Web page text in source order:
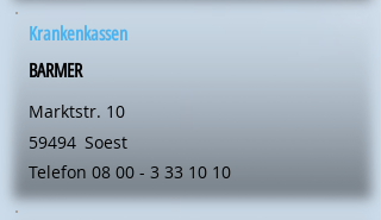
Krankenkassen
BARMER
Marktstr. 10
59494 Soest
Telefon 08 00 - 3 33 10 10